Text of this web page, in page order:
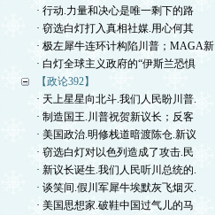
· 行动.力量和决心是唯一剩下的路
· 窃选白灯打入真相社媒.用心何其
· 极左犀牛连环计构陷川普；MAGA新
· 白灯全球主义政府的“伊斯兰恐惧
【政论392】
· 天上星星向北斗.我们人民盼川普.
· 制造国王.川普祝贺新议长；反客
· 美国政治.明修栈道暗渡陈仓.新议
· 窃选白灯对以色列造成了攻击.民
· 新议长诞生.我们人民听川总统的.
· 谈笑间.假川军犀牛埃默灰飞烟灭.
· 美国思想家.破鞋中国过气儿的马